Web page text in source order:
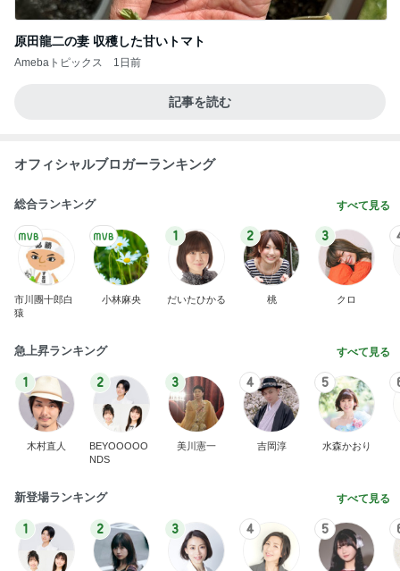
原田龍二の妻 収穫した甘いトマト
Amebaトピックス 1日前
記事を読む
オフィシャルブロガーランキング
総合ランキング すべて見る
市川團十郎白
猿
小林麻央
1
だいたひかる
2
桃
3
クロ
急上昇ランキング すべて見る
1
木村直人
2
BEYOOOOO
NDS
3
美川憲一
4
吉岡淳
5
水森かおり
新登場ランキング すべて見る
1 2 3 4 5